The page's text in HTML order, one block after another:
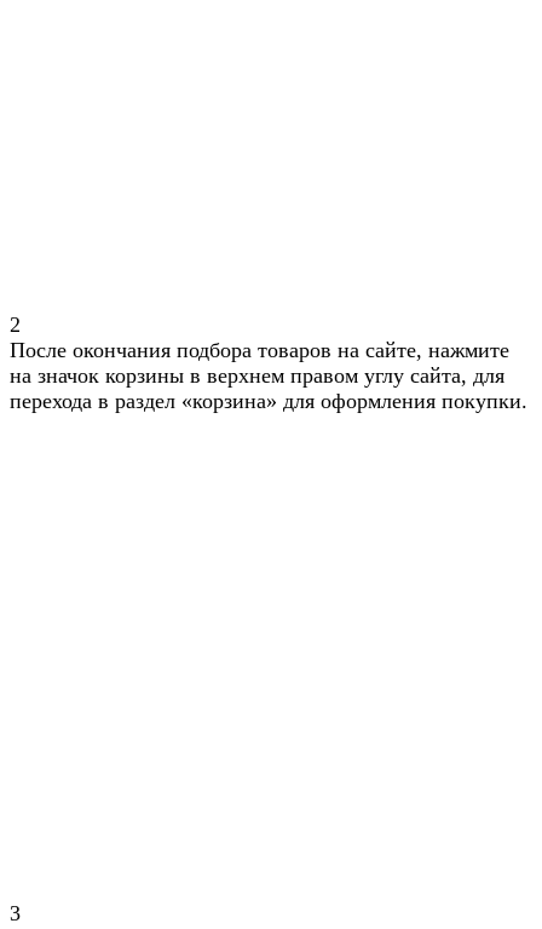
2
После окончания подбора товаров на сайте, нажмите
на значок корзины в верхнем правом углу сайта, для
перехода в раздел «корзина» для оформления покупки.
3